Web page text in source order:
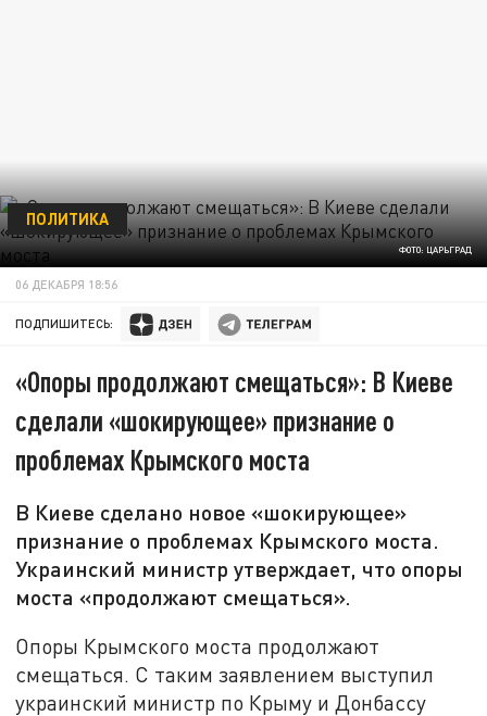
ФОТО: ЦАРЬГРАД
ПОЛИТИКА
06 ДЕКАБРЯ 18:56
ПОДПИШИТЕСЬ:
«Опоры продолжают смещаться»: В Киеве
сделали «шокирующее» признание о
проблемах Крымского моста
В Киеве сделано новое «шокирующее»
признание о проблемах Крымского моста.
Украинский министр утверждает, что опоры
моста «продолжают смещаться».
Опоры Крымского моста продолжают
смещаться. С таким заявлением выступил
украинский министр по Крыму и Донбассу